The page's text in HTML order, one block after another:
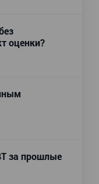
оценки?
за прошлые